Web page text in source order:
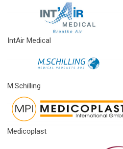
IntAir Medical
M.Schilling
Medicoplast